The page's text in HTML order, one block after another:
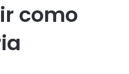
como